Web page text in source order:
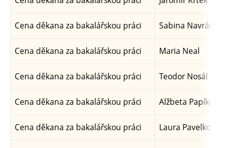
Cena děkana za bakalářskou práci Sabina
Cena děkana za bakalářskou práci Maria Neal
Cena děkana za bakalářskou práci Teodor Nosál
Cena děkana za bakalářskou práci Alžbeta Papíková
Cena děkana za bakalářskou práci Laura Pavelková